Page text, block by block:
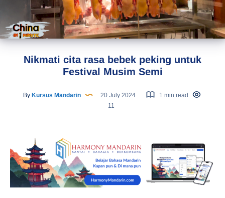
Nikmati cita rasa bebek peking untuk
Festival Musim Semi
By Kursus Mandarin 20 July 2024
1 min read
11